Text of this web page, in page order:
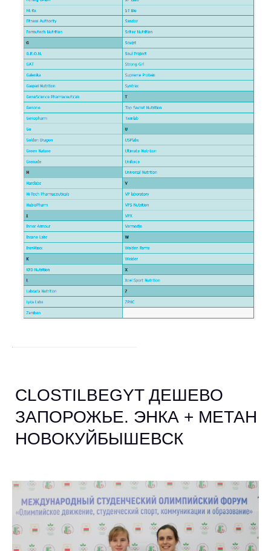
CLOSTILBEGYT ДЕШЕВО
ЗАПОРОЖЬЕ. ЭНКА + МЕТАН
НОВОКУЙБЫШЕВСК